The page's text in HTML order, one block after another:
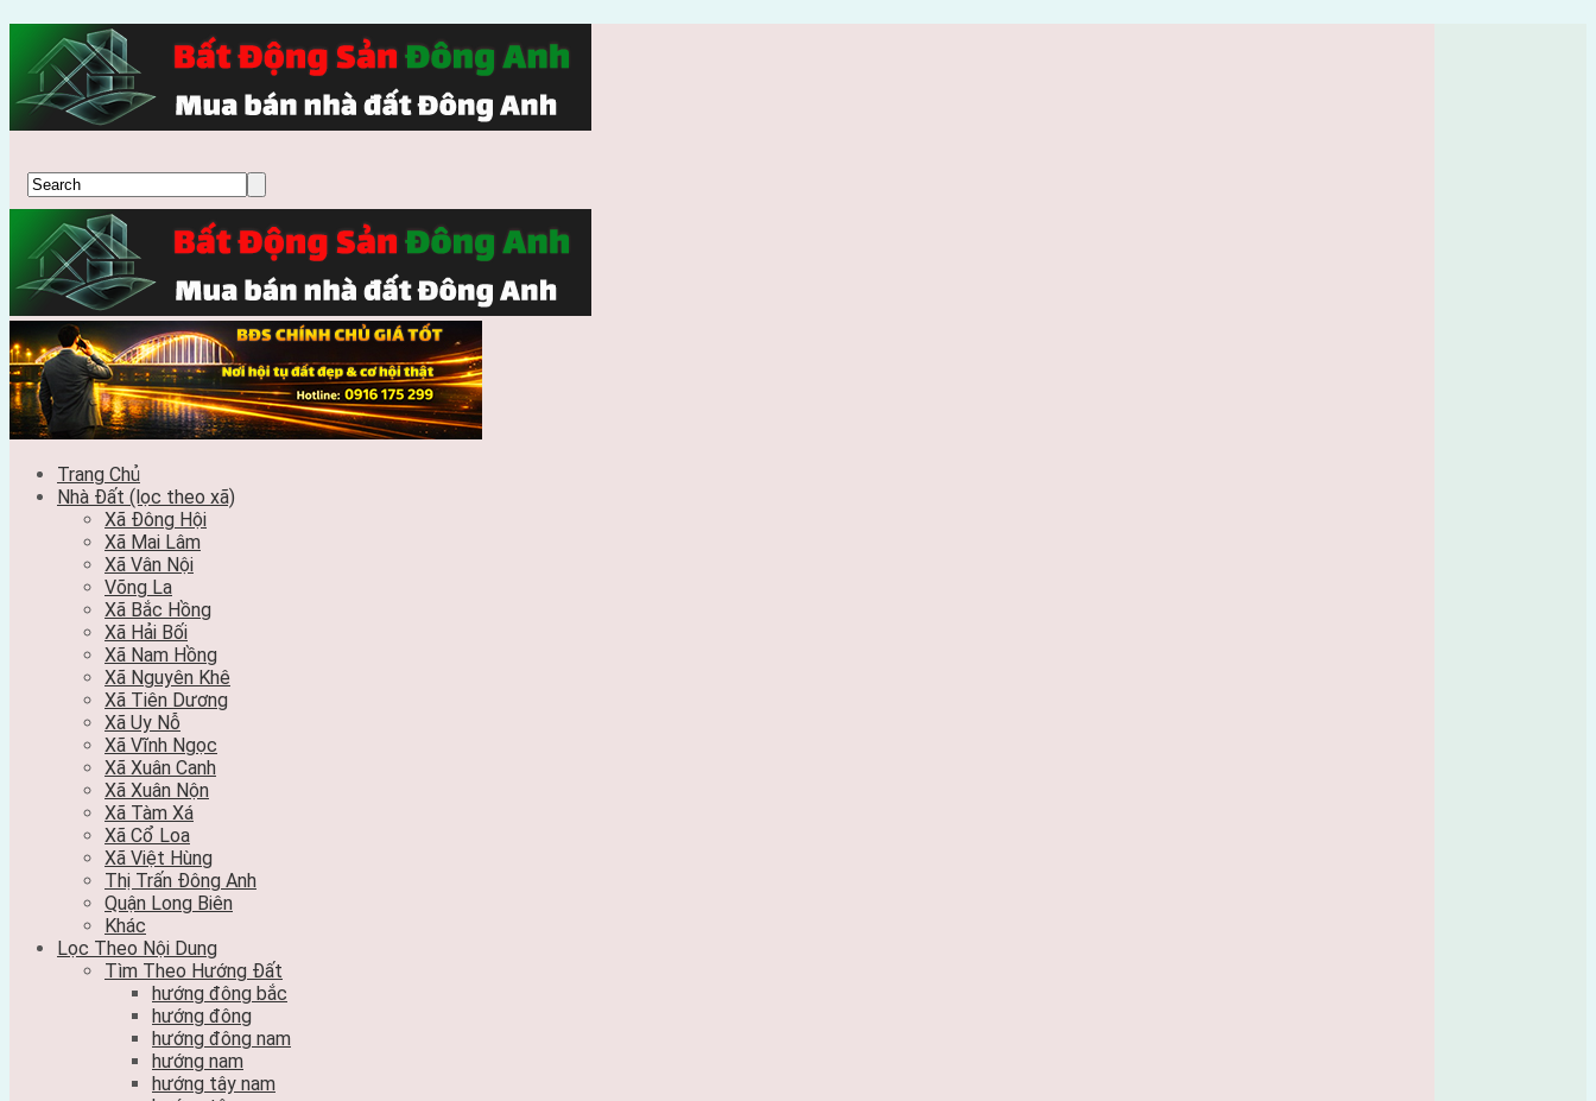
Trang Chủ
Nhà Đất (lọc theo xã)
Xã Đông Hội
Xã Mai Lâm
Xã Vân Nội
Võng La
Xã Bắc Hồng
Xã Hải Bối
Xã Nam Hồng
Xã Nguyên Khê
Xã Tiên Dương
Xã Uy Nỗ
Xã Vĩnh Ngọc
Xã Xuân Canh
Xã Xuân Nộn
Xã Tàm Xá
Xã Cổ Loa
Xã Việt Hùng
Thị Trấn Đông Anh
Quận Long Biên
Khác
Lọc Theo Nội Dung
Tìm Theo Hướng Đất
hướng đông bắc
hướng đông
hướng đông nam
hướng nam
hướng tây nam